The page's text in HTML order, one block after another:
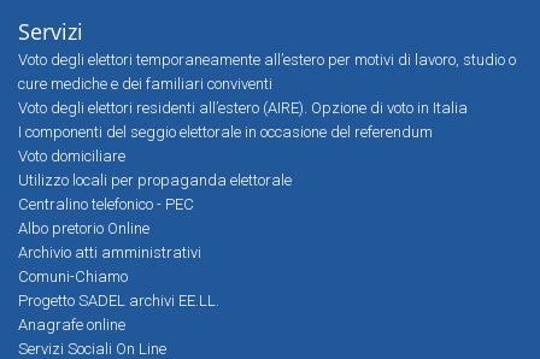
Servizi
Voto degli elettori temporaneamente all’estero per motivi di lavoro, studio o
cure mediche e dei familiari conviventi
Voto degli elettori residenti all’estero (AIRE). Opzione di voto in Italia
I componenti del seggio elettorale in occasione del referendum
Voto domiciliare
Utilizzo locali per propaganda elettorale
Centralino telefonico - PEC
Albo pretorio Online
Archivio atti amministrativi
Comuni-Chiamo
Progetto SADEL archivi EE.LL.
Anagrafe online
Servizi Sociali On Line